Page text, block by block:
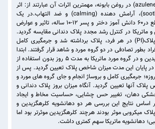
به علت وجود آزولن (azulene) در روغن بابونه، مهمترین اثرات آن عبارتند از: اثر
تسکین دهنده (soothing)، آرامش دهنده (calming) و ضد التهاب.در یک
کارآزمایی بالینی متقاطع در۶۰ دانش آموز دختر و پسر ۱۲-۱۰ ساله، تاثیر و عوارض
ماتریکا در کنترل رشد مجدد پلاک دندانی مقایسه گردید.
پس از ثبت شاخص پلاک(PI) در هر فرد، پلاک برداشته شد و جرمگیری کامل
تصادفی در دو گروه مورد و شاهد قرار گرفتند. ابتدا
در گروه شاهد کلرهگزیدین و در گروه مورد ماتریکا به مدت ۵ روز بدون استفاده از
پایان این مدت میزان شاخص پلاک تعیین گردید. پس از
یک دوره wash-out 7روزه؛ جرمگیری کامل و بروساژ انجام و جای گروه های مورد و
آنها تعیین گردید. آنگاه میزان بروز پلاک دندانی و
دهان، تغییر حس چشایی، حساسیت مخاط و ایجاد
اساس نتایج این بررسی هر دو دهانشویه کلرهگزیدین و
میکروبی موثر بودند هرچند کلرهگزیدین موثرتر بود اما
دهانشویه ماتریکا سهم کمتری داشت.